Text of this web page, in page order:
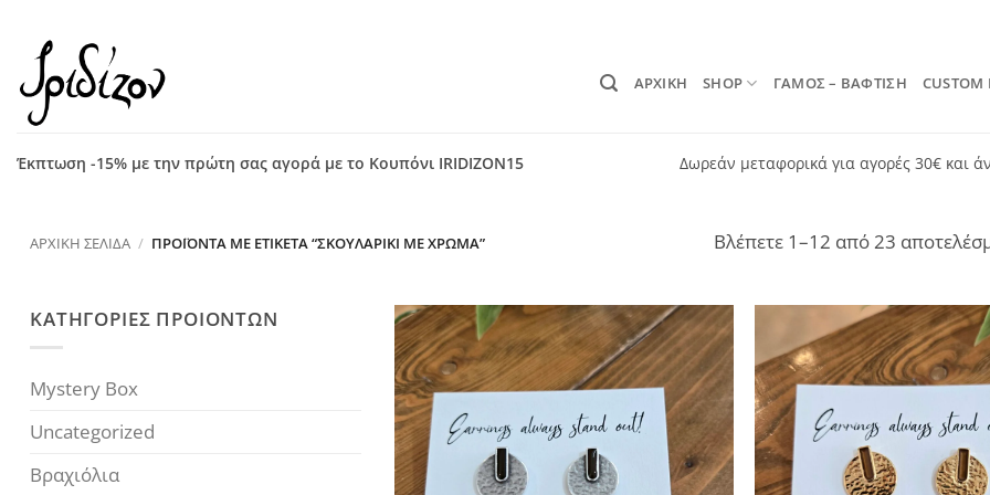
περιεχόμενο
ΑΡΧΙΚΗ SHOP ΓΑΜΟΣ – ΒΑΦΤΙΣΗ CUSTOM
Έκπτωση -15% με την πρώτη σας αγορά με το Κουπόνι IRIDIZON15 Δωρεάν μεταφορικά για αγορές 30€ και
ΑΡΧΙΚΉ ΣΕΛΊΔΑ / ΠΡΟΪΌΝΤΑ ΜΕ ΕΤΙΚΈΤΑ “ΣΚΟΥΛΑΡΊΚΙ ΜΕ ΧΡΏΜΑ” Βλέπετε 1–12 από 23
ΚΑΤΗΓΟΡΙΕΣ ΠΡΟΙΟΝΤΩΝ
Mystery Box
Uncategorized
Βραχιόλια
Add to
wishlist